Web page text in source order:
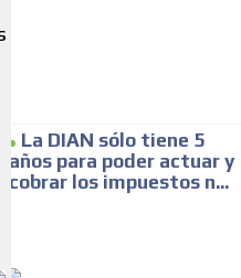
La DIAN sólo tiene 5
años para poder actuar y
cobrar los impuestos n...